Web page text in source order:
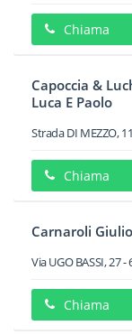
Chiama
Capoccia &
Luca E Paolo
Strada DI MEZZO, 11
Chiama
Carnaroli Giulio
Via UGO BASSI, 27-
Chiama